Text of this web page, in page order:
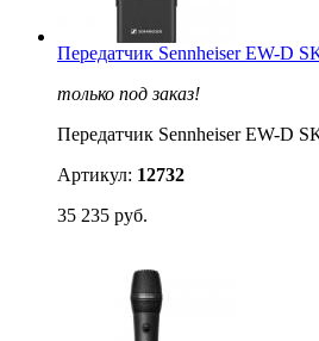
Передатчик Sennheiser EW-D
только под заказ!
Передатчик Sennheiser EW-D
Артикул: 12732
35 235 руб.